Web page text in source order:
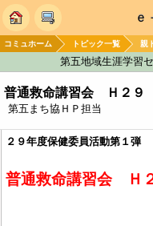
ｅ
コミュホーム トピック一覧 親
第五地域生涯学習
普通救命講習会 Ｈ２９
第五まち協ＨＰ担当
２９年度保健委員活動第１弾
普通救命講習会 Ｈ